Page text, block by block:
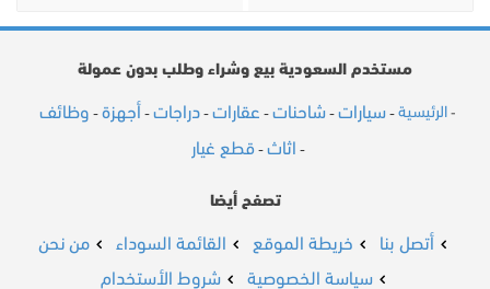
مستخدم السعودية بيع وشراء وطلب بدون عمولة
- الرئيسية - سيارات - شاحنات - عقارات - دراجات - أجهزة - وظائف
- اثاث -قطع غيار
تصفح أيضا
أتصل بنا خريطة الموقع القائمة السوداء
من نحن
سياسة الخصوصية
شروط الأستخدام